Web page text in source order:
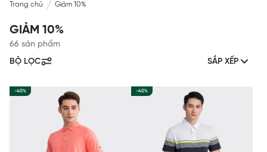
Trang chủ Giảm 10%
GIẢM 10%
66 sản phẩm
BỘ LỌC
SẮP XẾP
-40% -40%